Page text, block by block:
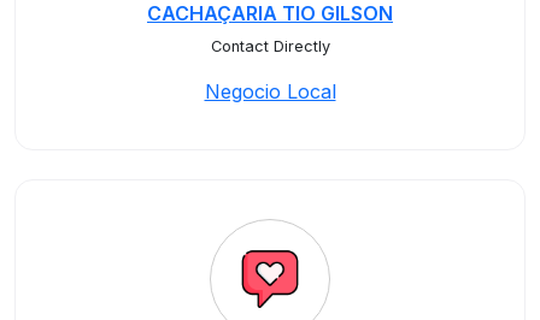
CACHAÇARIA TIO GILSON
Contact Directly
Negocio Local